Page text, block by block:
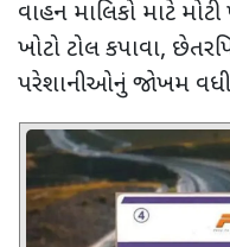
વાહન માલિકો માટે
ખોટો ટોલ કપાવા,
પરેશાનીઓનું જોખમ